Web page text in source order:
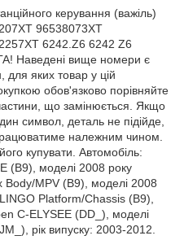
керування (важіль)
96538073XT
6242.Z6 6242 Z6
Наведені вище номери є
для яких товар у цій
обов'язково порівняйте
що замінюється. Якщо
символ, деталь не підійде,
належним чином.
купувати. Автомобіль:
(B9), моделі 2008 року
Body/MPV (B9), моделі 2008
Platform/Chassis (B9),
C-ELYSEE (DD_), моделі
рік випуску: 2003-2012.